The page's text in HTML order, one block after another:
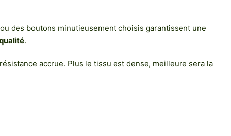
des boutons minutieusement choisis garantissent une
.
accrue. Plus le tissu est dense, meilleure sera la